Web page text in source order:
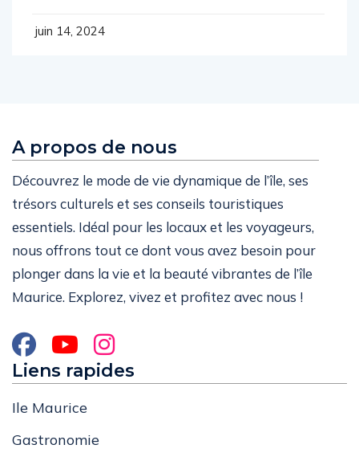
juin 14, 2024
A propos de nous
Découvrez le mode de vie dynamique de l’île, ses
trésors culturels et ses conseils touristiques
essentiels. Idéal pour les locaux et les voyageurs,
nous offrons tout ce dont vous avez besoin pour
plonger dans la vie et la beauté vibrantes de l’île
Maurice. Explorez, vivez et profitez avec nous !
Liens rapides
Ile Maurice
Gastronomie